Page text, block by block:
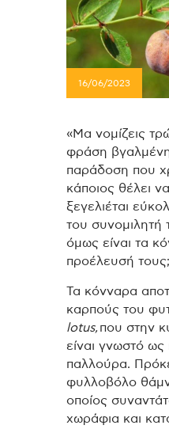
16/06/2023
«Μα νομίζεις
φράση
παράδοση που
κάποιος θέλει
ξεγελιέται
του συνομιλητή
όμως είναι τα
προέλευσή τους;
Τα κόνναρα
καρπούς του
lotus,που στην
είναι γνωστό
παλλούρα.
φυλλοβόλο
οποίος
χωράφια και